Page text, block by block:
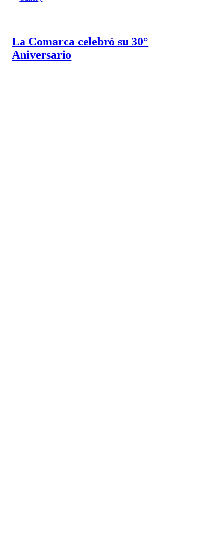
La Comarca celebró su 30°
Aniversario